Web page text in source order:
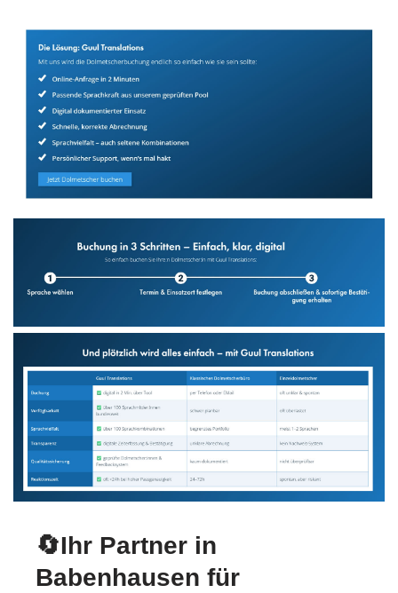
🔄Ihr Partner in
Babenhausen für